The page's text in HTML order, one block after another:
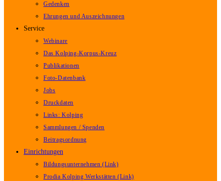
Gedenken
Ehrungen und Auszeichnungen
Service
Webinare
Das Kolping-Korpus-Kreuz
Publikationen
Foto-Datenbank
Jobs
Druckdaten
Links: Kolping
Sammlungen / Spenden
Beitragsordnung
Einrichtungen
Bildungsunternehmen (Link)
Prodia Kolping Werkstätten (Link)